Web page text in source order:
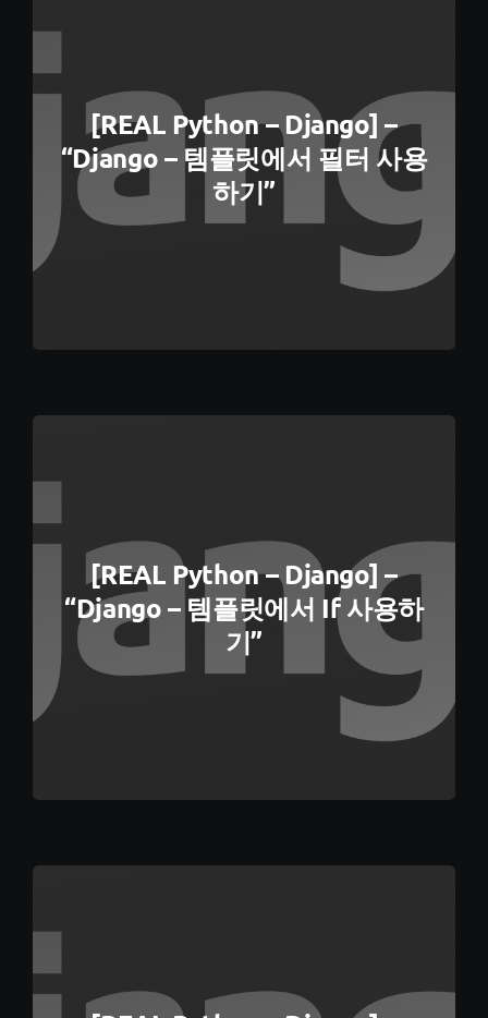
[REAL Python – Django] –
“Django – 템플릿에서 필터 사용
하기”
[REAL Python – Django] –
“Django – 템플릿에서 If 사용하
기”